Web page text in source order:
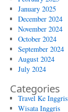
January 2025
December 2024
November 2024
October 2024
September 2024
August 2024
July 2024
Categories
Travel Ke Inggris
Wisata Inggris